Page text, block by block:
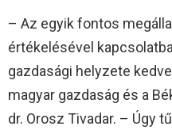
– Az egyik fontos
értékelésével
gazdasági helyzete
magyar gazdaság és a
dr. Orosz Tivadar. – Úgy